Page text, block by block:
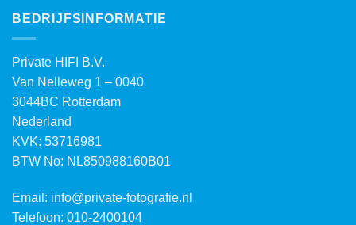
BEDRIJFSINFORMATIE
Private HIFI B.V.
Van Nelleweg 1 – 0040
3044BC Rotterdam
Nederland
KVK: 53716981
BTW No: NL850988160B01
Email: info@private-fotografie.nl
Telefoon: 010-2400104